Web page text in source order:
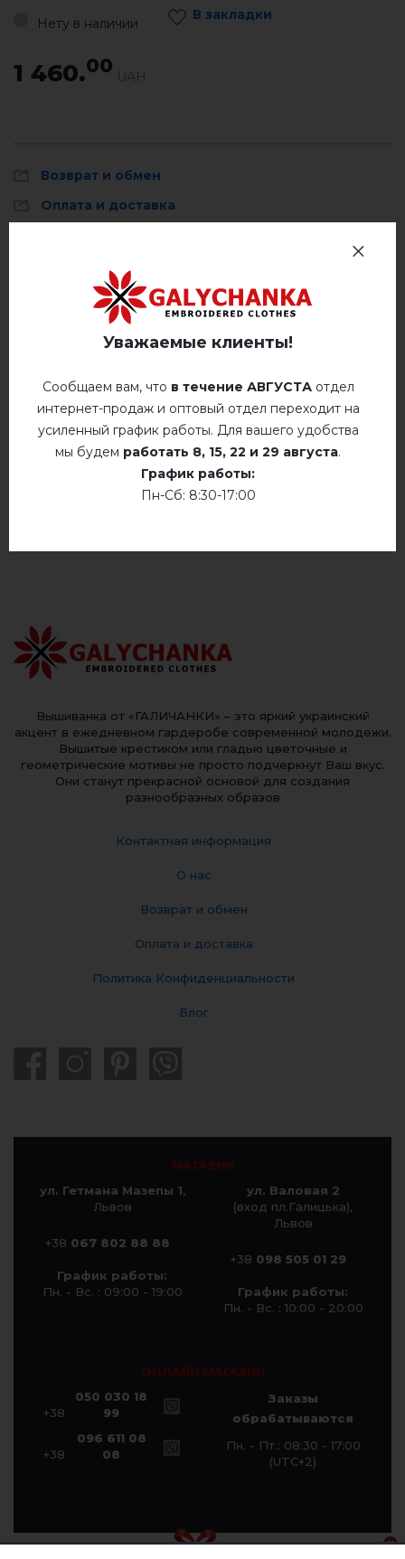
Нету в наличии
В закладки
1 460.00 UAH
Возврат и обмен
Оплата и доставка
(0)
ОТЗЫВЫ О ПЛАЙ (КРЕМ)
Немає відгуків про цей товар.
добавьте свой отзыв о Плай (крем)
Вышиванка от «ГАЛИЧАНКИ» – это яркий украинский
акцент в ежедневном гардеробе современной молодежи.
Вышитые крестиком или гладью цветочные и
геометрические мотивы не просто подчеркнут Ваш вкус.
Они станут прекрасной основой для создания
разнообразных образов
Контактная информация
О нас
Возврат и обмен
Оплата и доставка
Политика Конфиденциальности
Блог
МАГАЗИН
ул. Гетмана Мазепы 1,
Львов
+38 067 802 88 88
График работы:
Пн. - Вс. : 09:00 - 19:00
ул. Валовая 2
(вход пл.Галицька),
Львов
+38 098 505 01 29
График работы:
Пн. - Вс. : 10:00 - 20:00
ОНЛАЙН МАГАЗИН
+38
050 030 18
99
+38
096 611 08
08
Заказы
обрабатываются
Пн. - Пт.: 08:30 - 17:00
(UTC+2)
Уважаемые клиенты!
Сообщаем вам, что в течение АВГУСТАотдел
интернет-продаж и оптовый отдел переходит на
усиленный график работы. Для вашего удобства
мы будем работать 8, 15, 22 и 29 августа.
График работы:
Пн-Сб: 8:30-17:00